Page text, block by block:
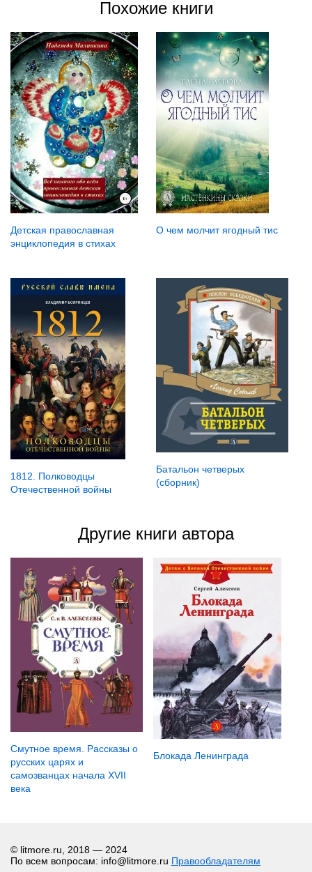
Похожие книги
Детская православная
энциклопедия в стихах
О чем молчит ягодный тис
1812. Полководцы
Отечественной войны
Батальон четверых
(сборник)
Другие книги автора
Смутное время. Рассказы о
русских царях и
самозванцах начала XVII
века
Блокада Ленинграда
© litmore.ru, 2018 — 2024
По всем вопросам: info@litmore.ru Правообладателям